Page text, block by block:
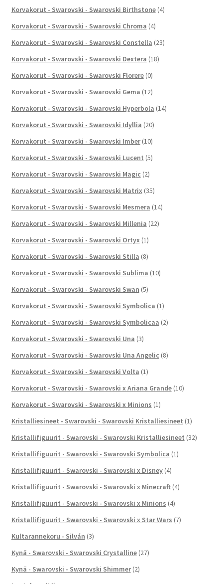
Korvakorut - Swarovski - Swarovski Birthstone (4)
Korvakorut - Swarovski - Swarovski Chroma (4)
Korvakorut - Swarovski - Swarovski Constella (23)
Korvakorut - Swarovski - Swarovski Dextera (18)
Korvakorut - Swarovski - Swarovski Florere (0)
Korvakorut - Swarovski - Swarovski Gema (12)
Korvakorut - Swarovski - Swarovski Hyperbola (14)
Korvakorut - Swarovski - Swarovski Idyllia (20)
Korvakorut - Swarovski - Swarovski Imber (10)
Korvakorut - Swarovski - Swarovski Lucent (5)
Korvakorut - Swarovski - Swarovski Magic (2)
Korvakorut - Swarovski - Swarovski Matrix (35)
Korvakorut - Swarovski - Swarovski Mesmera (14)
Korvakorut - Swarovski - Swarovski Millenia (22)
Korvakorut - Swarovski - Swarovski Ortyx (1)
Korvakorut - Swarovski - Swarovski Stilla (8)
Korvakorut - Swarovski - Swarovski Sublima (10)
Korvakorut - Swarovski - Swarovski Swan (5)
Korvakorut - Swarovski - Swarovski Symbolica (1)
Korvakorut - Swarovski - Swarovski Symbolicaa (2)
Korvakorut - Swarovski - Swarovski Una (3)
Korvakorut - Swarovski - Swarovski Una Angelic (8)
Korvakorut - Swarovski - Swarovski Volta (1)
Korvakorut - Swarovski - Swarovski x Ariana Grande (10)
Korvakorut - Swarovski - Swarovski x Minions (1)
Kristalliesineet - Swarovski - Swarovski Kristalliesineet (1)
Kristallifiguurit - Swarovski - Swarovski Kristalliesineet (32)
Kristallifiguurit - Swarovski - Swarovski Symbolica (1)
Kristallifiguurit - Swarovski - Swarovski x Disney (4)
Kristallifiguurit - Swarovski - Swarovski x Minecraft (4)
Kristallifiguurit - Swarovski - Swarovski x Minions (4)
Kristallifiguurit - Swarovski - Swarovski x Star Wars (7)
Kultarannekoru - Silván (3)
Kynä - Swarovski - Swarovski Crystalline (27)
Kynä - Swarovski - Swarovski Shimmer (2)